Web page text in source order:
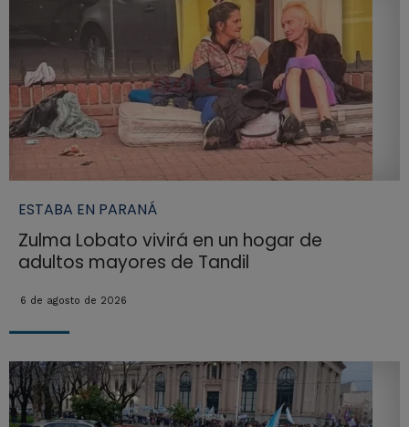
ESTABA EN PARANÁ
Zulma Lobato vivirá en un hogar de
adultos mayores de Tandil
6 de agosto de 2026